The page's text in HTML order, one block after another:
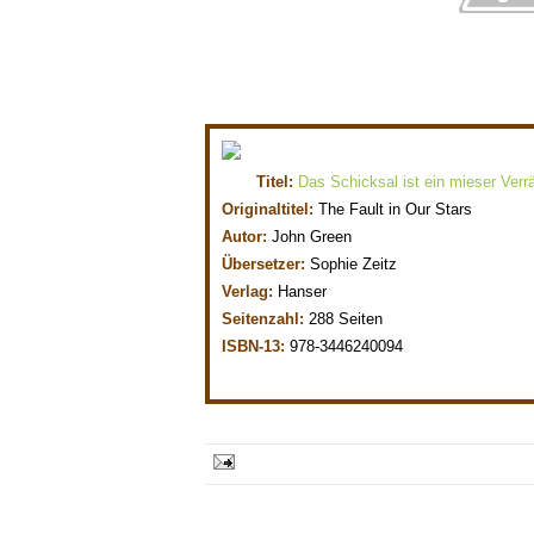
Titel: Das Schicksal ist ein mieser
Originaltitel: The Fault in Our Stars
Autor: John Green
Übersetzer: Sophie Zeitz
Verlag: Hanser
Seitenzahl: 288 Seiten
ISBN-13: 978-3446240094